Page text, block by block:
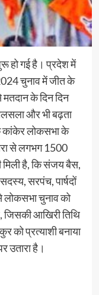
हो गई है। प्रदेश में
चुनाव में जीत के
के दिन दिन
और भी बढ़ता
कांकेर लोकसभा के
से लगभग 1500
मिली है, कि संजय बैस,
सरपंच, पार्षदों
चुनाव को
आखिरी तिथि
को प्रत्याशी बनाया
उतारा है।